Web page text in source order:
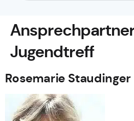
Jugendtreff
Rosemarie Staudinger